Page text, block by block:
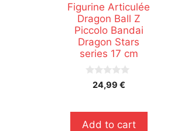
Figurine Articulée
Dragon Ball Z
Piccolo Bandai
Dragon Stars
series 17 cm
s
5
24,99 €
Add to cart